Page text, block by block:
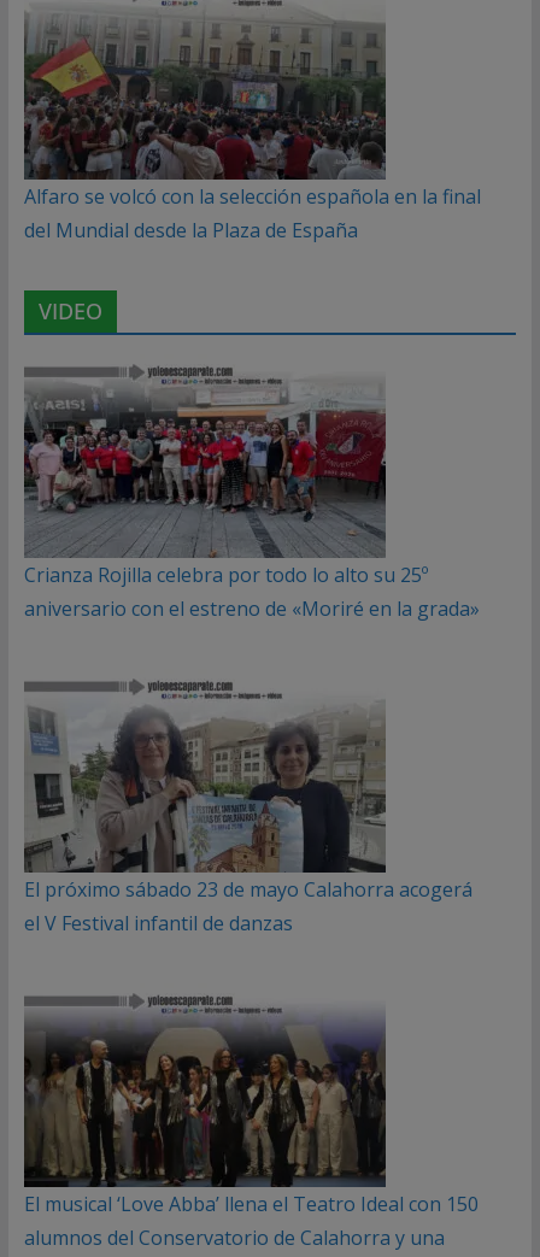
Alfaro se volcó con la selección española en la final
del Mundial desde la Plaza de España
VIDEO
Crianza Rojilla celebra por todo lo alto su 25º
aniversario con el estreno de «Moriré en la grada»
El próximo sábado 23 de mayo Calahorra acogerá
el V Festival infantil de danzas
El musical ‘Love Abba’ llena el Teatro Ideal con 150
alumnos del Conservatorio de Calahorra y una